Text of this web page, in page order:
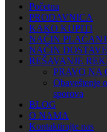
Početna
PRODAVNICA
KAKO KUPITI
NAČIN
NAČIN DOSTAVE
REŠAVANJE
PRAVO NA
Obaveštenje
sporova
BLOG
O NAMA
Kontaktirajte nas